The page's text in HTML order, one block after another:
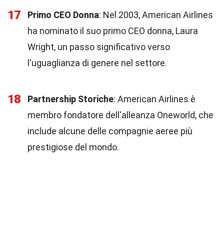
17 Primo CEO Donna: Nel 2003, American Airlines
ha nominato il suo primo CEO donna, Laura
Wright, un passo significativo verso
l'uguaglianza di genere nel settore.
18 Partnership Storiche: American Airlines è
membro fondatore dell'alleanza Oneworld, che
include alcune delle compagnie aeree più
prestigiose del mondo.